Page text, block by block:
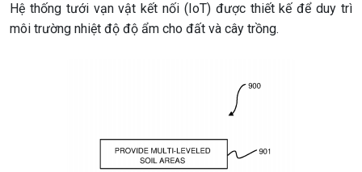
Hệ thống tưới vạn vật kết nối (IoT) được thiết kế để duy trì
môi trường nhiệt độ độ ẩm cho đất và cây trồng.